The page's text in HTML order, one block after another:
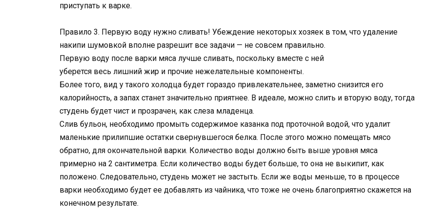
приступать к варке.
Правило 3. Первую воду нужно сливать! Убеждение некоторых хозяек в том, что удаление
накипи шумовкой вполне разрешит все задачи — не совсем правильно.
Первую воду после варки мяса лучше сливать, поскольку вместе с ней
уберется весь лишний жир и прочие нежелательные компоненты.
Более того, вид у такого холодца будет гораздо привлекательнее, заметно снизится его
калорийность, а запах станет значительно приятнее. В идеале, можно слить и вторую воду, тогда
студень будет чист и прозрачен, как слеза младенца.
Слив бульон, необходимо промыть содержимое казанка под проточной водой, что удалит
маленькие прилипшие остатки свернувшегося белка. После этого можно помещать мясо
обратно, для окончательной варки. Количество воды должно быть выше уровня мяса
примерно на 2 сантиметра. Если количество воды будет больше, то она не выкипит, как
положено. Следовательно, студень может не застыть. Если же воды меньше, то в процессе
варки необходимо будет ее добавлять из чайника, что тоже не очень благоприятно скажется на
конечном результате.